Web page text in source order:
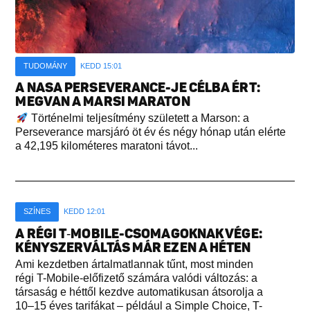
TUDOMÁNY KEDD 15:01
A NASA PERSEVERANCE-JE CÉLBA ÉRT:
MEGVAN A MARSI MARATON
Történelmi teljesítmény született a Marson: a
Perseverance marsjáró öt év és négy hónap után elérte
a 42,195 kilométeres maratoni távot...
SZÍNES KEDD 12:01
A RÉGI T‑MOBILE-CSOMAGOKNAK VÉGE:
KÉNYSZERVÁLTÁS MÁR EZEN A HÉTEN
Ami kezdetben ártalmatlannak tűnt, most minden
régi T-Mobile-előfizető számára valódi változás: a
társaság e héttől kezdve automatikusan átsorolja a
10–15 éves tarifákat – például a Simple Choice, T-